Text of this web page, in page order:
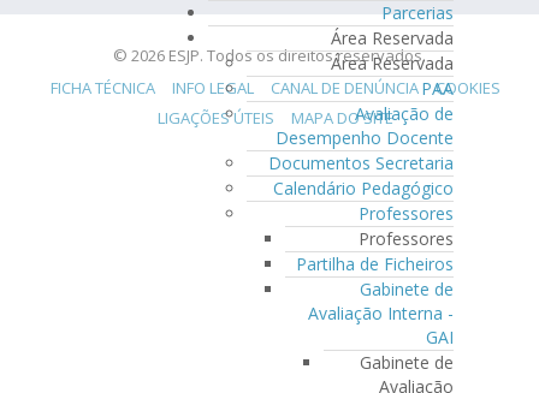
Parcerias
Área Reservada
Área Reservada
PAA
Avaliação de
Desempenho Docente
Documentos Secretaria
Calendário Pedagógico
Professores
Professores
Partilha de Ficheiros
Gabinete de
Avaliação Interna -
GAI
Gabinete de
Avaliação
© 2026 ESJP. Todos os direitos reservados.
FICHA TÉCNICA
INFO LEGAL CANAL DE DENÚNCIA
COOKIES
LIGAÇÕES ÚTEIS
MAPA DO SITE